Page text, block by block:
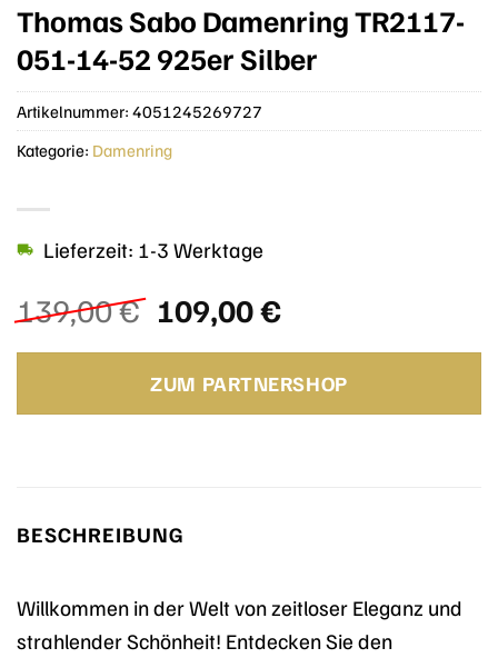
Thomas Sabo Damenring TR2117-
051-14-52 925er Silber
139,00€ Ursprünglicher
Preis
war:
139,00 €
109,00€Aktueller
ist:
109,00 €.
Lieferzeit: 1-3 Werktage
ZUM PARTNERSHOP
Artikelnummer: 4051245269727
Kategorie: Damenring
BESCHREIBUNG
Willkommen in der Welt von zeitloser Eleganz und
strahlender Schönheit! Entdecken Sie den